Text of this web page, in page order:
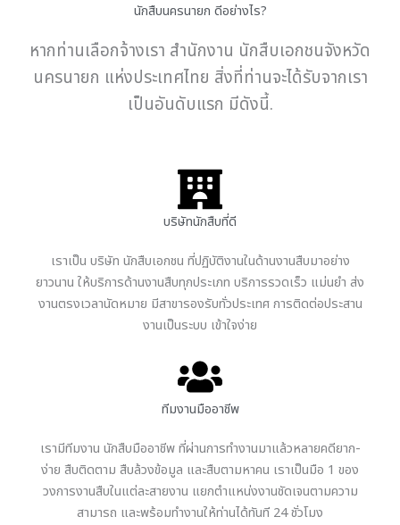
นักสืบนครนายก ดีอย่างไร?
หากท่านเลือกจ้างเรา สำนักงาน นักสืบเอกชนจังหวัด
นครนายก แห่งประเทศไทย สิ่งที่ท่านจะได้รับจากเรา
เป็นอันดับแรก มีดังนี้.
บริษัทนักสืบที่ดี
เราเป็น บริษัท นักสืบเอกชน ที่ปฏิบัติงานในด้านงานสืบมาอย่าง
ยาวนาน ให้บริการด้านงานสืบทุกประเภท บริการรวดเร็ว แม่นยำ ส่ง
งานตรงเวลานัดหมาย มีสาขารองรับทั่วประเทศ การติดต่อประสาน
งานเป็นระบบ เข้าใจง่าย
ทีมงานมืออาชีพ
เรามีทีมงาน นักสืบมืออาชีพ ที่ผ่านการทำงานมาแล้วหลายคดียาก-
ง่าย สืบติดตาม สืบล้วงข้อมูล และสืบตามหาคน เราเป็นมือ 1 ของ
วงการงานสืบในแต่ละสายงาน แยกตำแหน่งงานชัดเจนตามความ
สามารถ และพร้อมทำงานให้ท่านได้ทันที 24 ชั่วโมง